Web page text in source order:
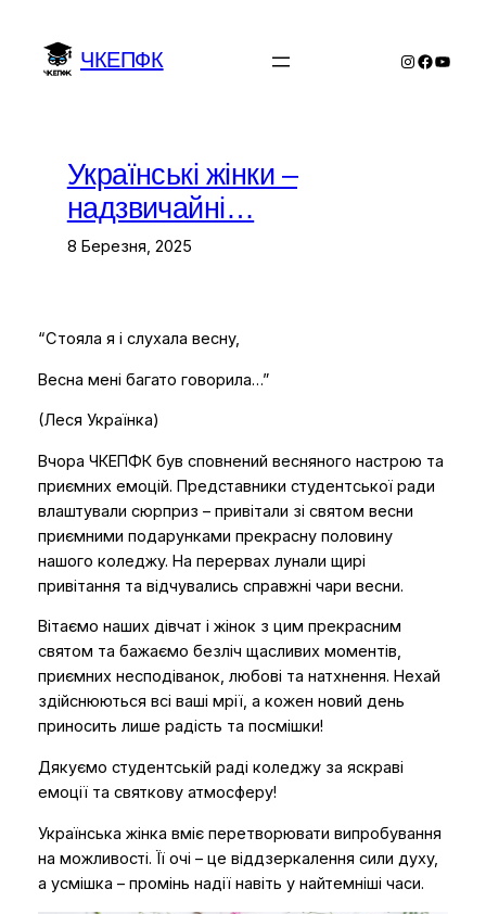
вмісту
ЧКЕПФК Instagram
Українські жінки –
надзвичайні…
8 Березня, 2025
“Стояла я і слухала весну,
Весна мені багато говорила…”
(Леся Українка)
Вчора ЧКЕПФК був сповнений весняного настрою та
приємних емоцій. Представники студентської ради
влаштували сюрприз – привітали зі святом весни
приємними подарунками прекрасну половину
нашого коледжу. На перервах лунали щирі
привітання та відчувались справжні чари весни.
Вітаємо наших дівчат і жінок з цим прекрасним
святом та бажаємо безліч щасливих моментів,
приємних несподіванок, любові та натхнення. Нехай
здійснюються всі ваші мрії, а кожен новий день
приносить лише радість та посмішки!
Дякуємо студентській раді коледжу за яскраві
емоції та святкову атмосферу!
Українська жінка вміє перетворювати випробування
на можливості. Її очі – це віддзеркалення сили духу,
а усмішка – промінь надії навіть у найтемніші часи.